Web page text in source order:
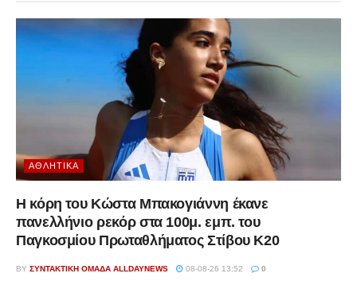
ΑΘΛΗΤΙΚΆ
Η κόρη του Κώστα Μπακογιάννη έκανε
πανελλήνιο ρεκόρ στα 100μ. εμπ. του
Παγκοσμίου Πρωταθλήματος Στίβου Κ20
BY ΣΥΝΤΑΚΤΙΚΉ ΟΜΆΔΑ ALLDAYNEWS 08-08-26 13:52 0